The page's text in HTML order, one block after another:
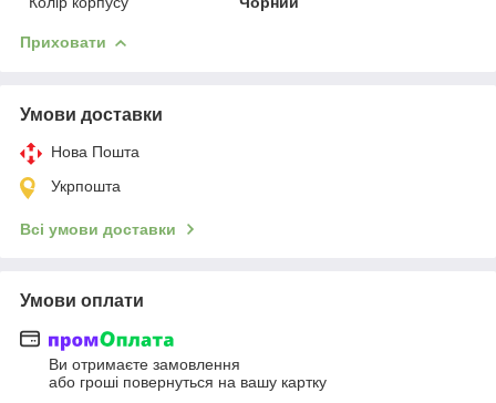
Приховати
Умови доставки
Нова Пошта
Укрпошта
Всі умови доставки
Умови оплати
Ви отримаєте замовлення
або гроші повернуться на вашу картку